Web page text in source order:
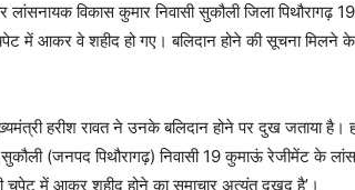
लांसनायक विकास कुमार निवासी सुकौली जिला
में आकर वे शहीद हो गए। बलिदान होने की सूचना
हरीश रावत ने उनके बलिदान होने पर दुख जताया है।
(जनपद पिथौरागढ़) निवासी 19 कुमाऊं रेजीमेंट के
चपेट में आकर शहीद होने का समाचार अत्यंत दुखद है’।